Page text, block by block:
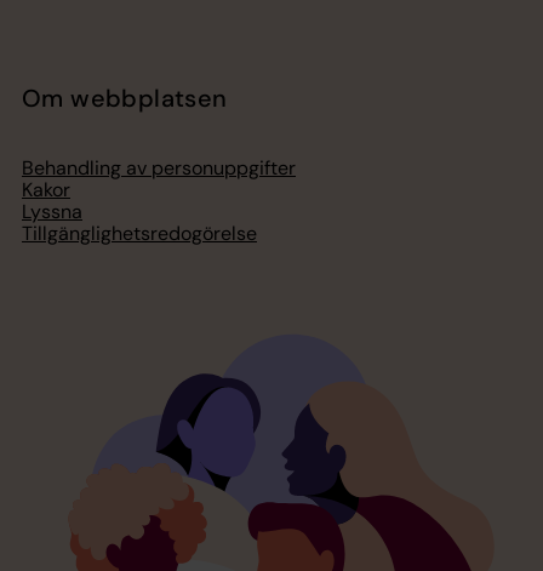
Om webbplatsen
Behandling av personuppgifter
Kakor
Lyssna
Tillgänglighetsredogörelse